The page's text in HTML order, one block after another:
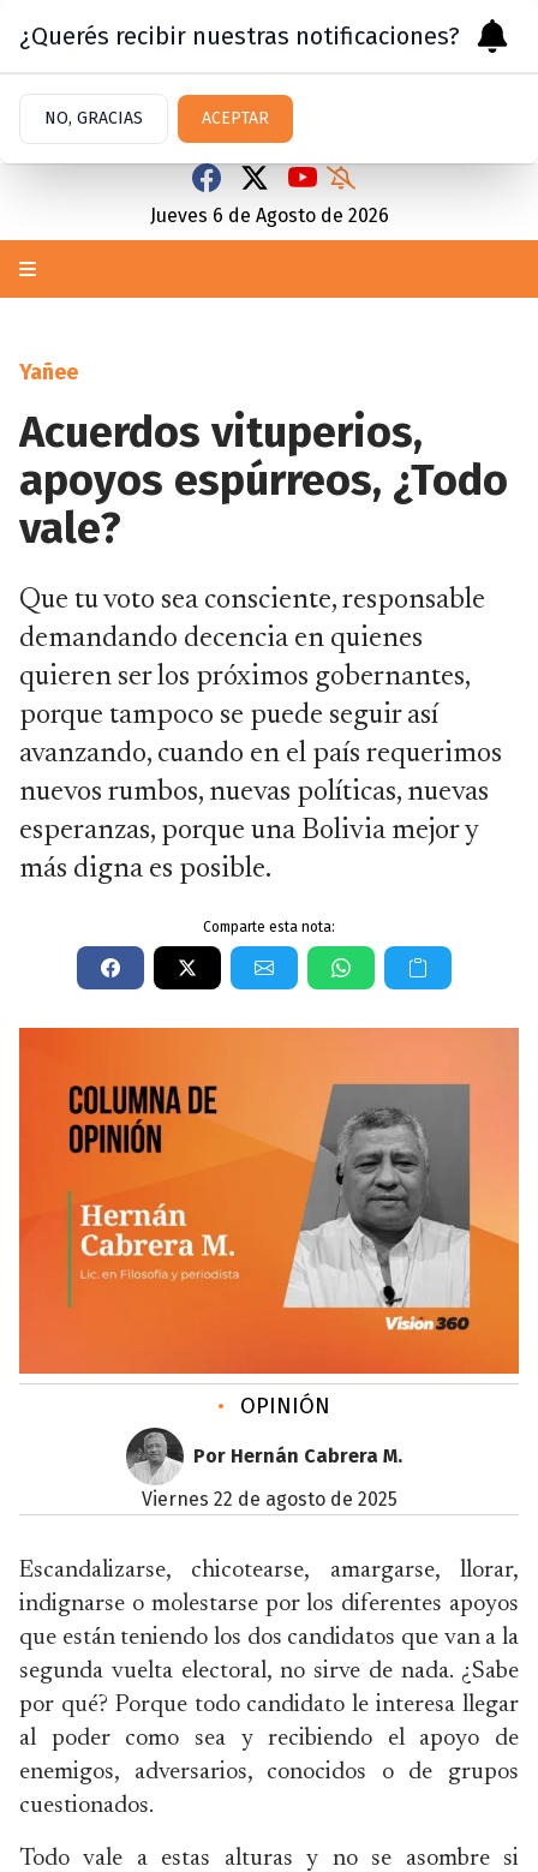
Jueves 6 de Agosto de 2026
Yañee
Acuerdos vituperios,
apoyos espúrreos, ¿Todo
vale?
Que tu voto sea consciente, responsable
demandando decencia en quienes
quieren ser los próximos gobernantes,
porque tampoco se puede seguir así
avanzando, cuando en el país requerimos
nuevos rumbos, nuevas políticas, nuevas
esperanzas, porque una Bolivia mejor y
más digna es posible.
Comparte esta nota:
• OPINIÓN
Por Hernán Cabrera M.
viernes 22 de agosto de 2025
Escandalizarse, chicotearse, amargarse, llorar,
indignarse o molestarse por los diferentes apoyos
que están teniendo los dos candidatos que van a la
segunda vuelta electoral, no sirve de nada. ¿Sabe
por qué? Porque todo candidato le interesa llegar
al poder como sea y recibiendo el apoyo de
enemigos, adversarios, conocidos o de grupos
cuestionados.
Todo vale a estas alturas y no se asombre si
¿Querés recibir nuestras notificaciones?
NO, GRACIAS ACEPTAR